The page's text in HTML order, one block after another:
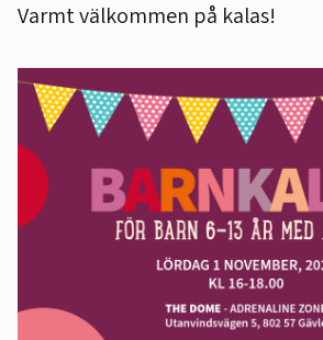
Varmt välkommen på kalas!